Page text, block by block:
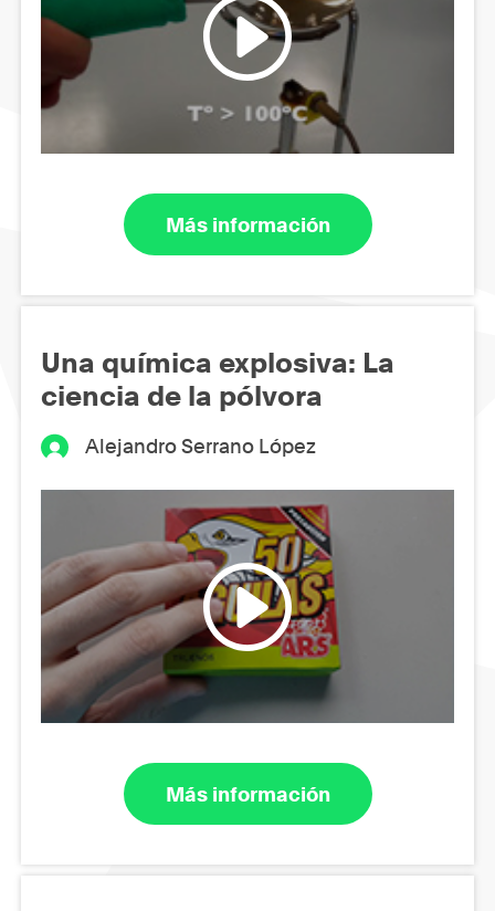
Más información
Una química explosiva: La
ciencia de la pólvora
Alejandro Serrano López
Más información